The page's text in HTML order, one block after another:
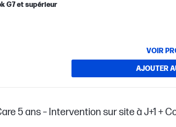
G7 et supérieur
VOIR
AJOUTER
5 ans – Intervention sur site à J+1 +